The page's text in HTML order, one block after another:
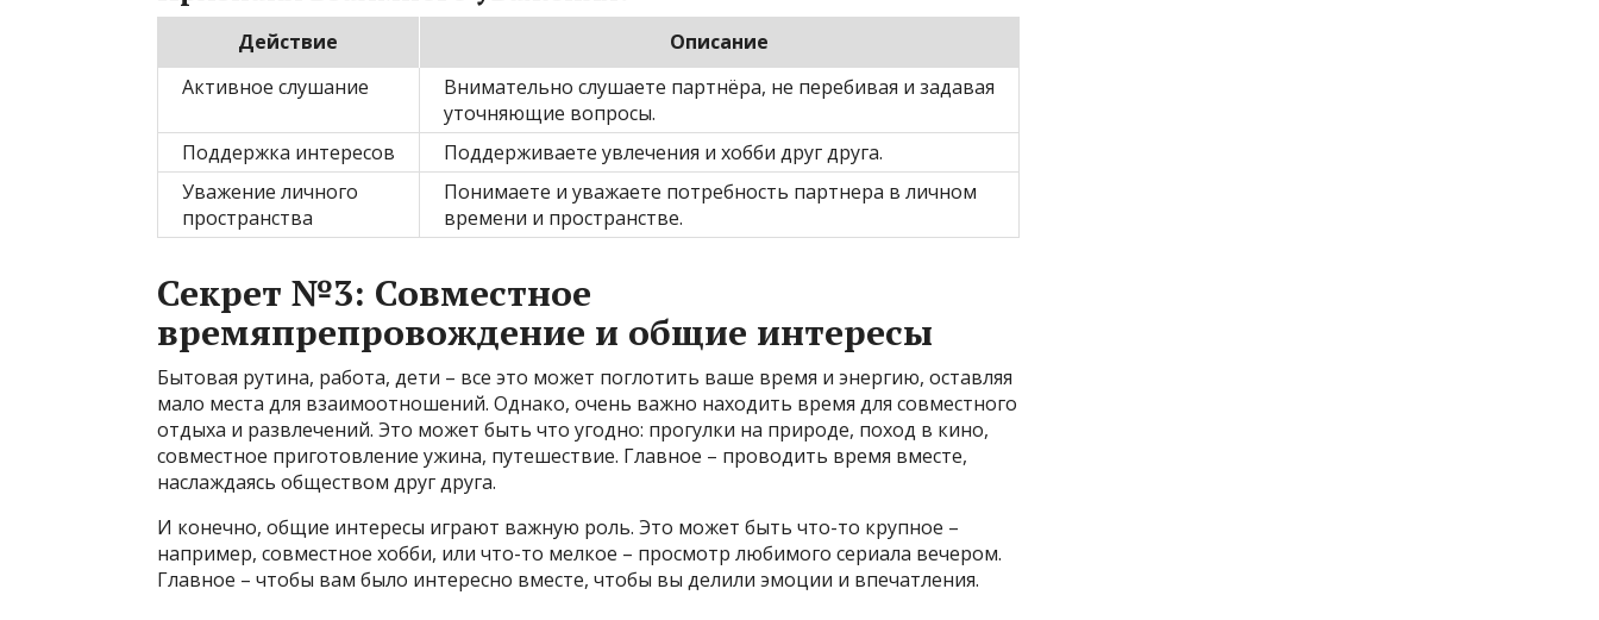
Действие
Описание
Активное слушание
Внимательно слушаете партнёра, не перебивая и задавая
уточняющие вопросы.
Поддержка интересов
Поддерживаете увлечения и хобби друг друга.
Уважение личного
пространства
Понимаете и уважаете потребность партнера в личном
времени и пространстве.
Секрет №3: Совместное
времяпрепровождение и общие интересы
Бытовая рутина, работа, дети – все это может поглотить ваше время и энергию, оставляя
мало места для взаимоотношений. Однако, очень важно находить время для совместного
отдыха и развлечений. Это может быть что угодно: прогулки на природе, поход в кино,
совместное приготовление ужина, путешествие. Главное – проводить время вместе,
наслаждаясь обществом друг друга.
И конечно, общие интересы играют важную роль. Это может быть что-то крупное –
например, совместное хобби, или что-то мелкое – просмотр любимого сериала вечером.
Главное – чтобы вам было интересно вместе, чтобы вы делили эмоции и впечатления.